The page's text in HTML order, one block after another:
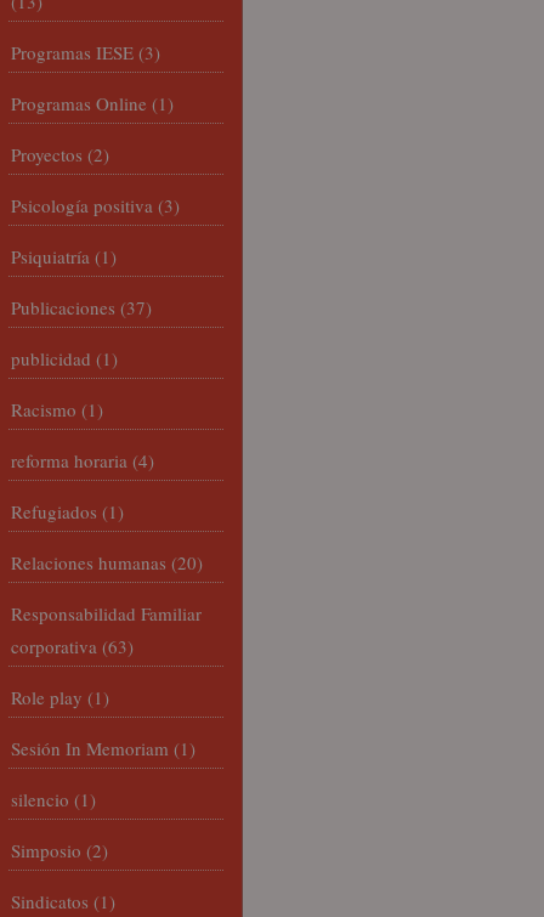
Programas IESE (3)
Programas Online (1)
Proyectos (2)
Psicología positiva (3)
Psiquiatría (1)
Publicaciones (37)
publicidad (1)
Racismo (1)
reforma horaria (4)
Refugiados (1)
Relaciones humanas (20)
Responsabilidad Familiar
corporativa (63)
Role play (1)
Sesión In Memoriam (1)
silencio (1)
Simposio (2)
Sindicatos (1)